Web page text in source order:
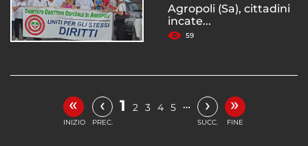
Agropoli (Sa), cittadini
incate...
59
«
INIZIO
‹
PREC.
1 2 3 4 5 … ›
SUCC.
»
FINE